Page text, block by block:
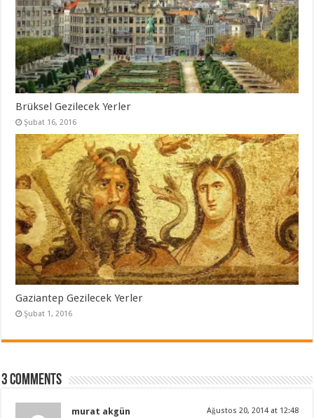
Brüksel Gezilecek Yerler
Şubat 16, 2016
Gaziantep Gezilecek Yerler
Şubat 1, 2016
3 comments
murat akgün Ağustos 20, 2014 at 12:48